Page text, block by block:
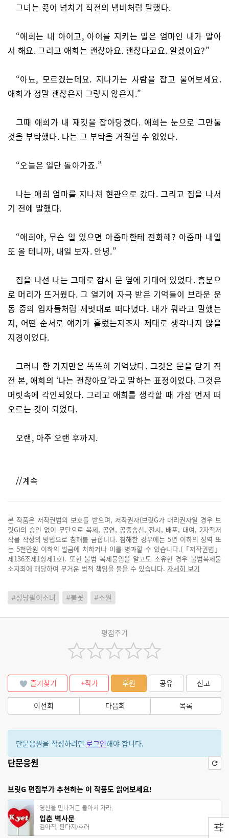
그녀는 끓어 넘치기 직전의 냄비처럼 말했다.
“애희는 내 아이고, 아이를 지키는 일은 엄마인 내가 알아
서 해요. 그리고 애희는 괜찮아요. 괜찮다고요. 알겠어요?”
“아뇨, 모르겠는데요. 지나가는 사람을 잡고 물어보세요.
애희가 정말 괜찮은지 그렇지 않은지.”
그때 애희가 내 재킷을 잡아당겼다. 애희는 눈으로 그만둘
것을 부탁했다. 나는 그 부탁을 거절할 수 없었다.
“오늘은 일단 돌아가죠.”
나는 애희 엄마를 지나쳐 현관으로 갔다. 그리고 집을 나서
기 전에 말했다.
“애희야, 무슨 일 있으면 아줌마한테 전화해? 아줌마 내일
또 올 테니까, 내일 보자. 안녕.”
집을 나선 나는 그대로 잠시 문 옆에 기대어 있었다. 흥분으
로 머리가 뜨거웠다. 그 열기에 자극 받은 기억들이 브라운 운
동 중의 입자들처럼 제멋대로 떠다녔다. 내가 뭐라고 말했는
지, 어떤 순서로 얘기가 흘렀는지조차 제대로 생각나지 않을
지경이었다.
그러나 한 가지만은 똑똑히 기억났다. 그것은 문을 닫기 직
전 본, 애희의 ‘나는 괜찮아요’라고 말하는 표정이었다. 그것은
머릿속에 각인되었다. 그리고 애희를 생각할 때 가장 먼저 떠
오르는 것이 되었다.
오랜, 아주 오랜 후까지.
//계속
본 작품은 저작권법의 보호를 받으며, 저작권자(브릿G가 대리권자일 경우 브
릿G)의 승인 없이 무단으로 복제, 공연, 공중송신, 전시, 배포, 대여, 2차적저
작물 작성의 방법으로 침해를 금합니다. 침해한 경우에는 5년 이하의 징역 또
는 5천만원 이하의 벌금에 처하거나 이를 병과할 수 있습니다.(「저작권법」
제136조제1항제1호). 또한 불법 복제물임을 알고도 소유한 경우 불법복제물
소지죄에 해당하여 무거운 법적 책임을 물을 수 있습니다. 자세히 보기
#성냥팔이소녀 #불꽃 #소원
평점주기
즐겨찾기 +작가 후원 공유 신고
이전회 다음회 목록
단문응원을 작성하려면 로그인해야 합니다.
단문응원
브릿G 편집부가 추천하는 이 작품도 읽어보세요!
영산을 만나거든 돌아서 가라.
입춘 벽사문
김아직, 판타지/호러